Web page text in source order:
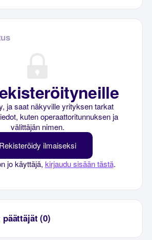
ja saat näkyville yrityksen tarkat
kuten operaattoritunnuksen ja
välittäjän nimen.
Rekisteröidy ilmaiseksi
jo käyttäjä, kirjaudu sisään tästä.
(0)